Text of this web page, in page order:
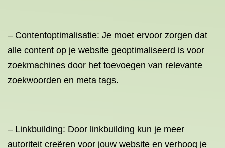
– Contentoptimalisatie: Je moet ervoor zorgen dat
alle content op je website geoptimaliseerd is voor
zoekmachines door het toevoegen van relevante
zoekwoorden en meta tags.
– Linkbuilding: Door linkbuilding kun je meer
autoriteit creëren voor jouw website en verhoog je